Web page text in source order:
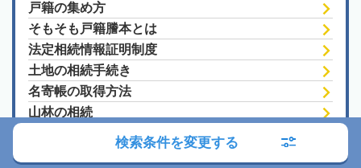
戸籍の集め方
そもそも戸籍謄本とは
法定相続情報証明制度
土地の相続手続き
名寄帳の取得方法
山林の相続
検索条件を変更する